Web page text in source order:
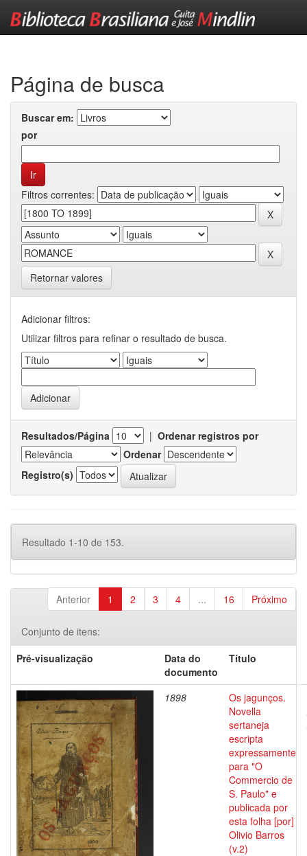
Página de busca
Buscar em:
por
Filtros correntes:
Retornar valores
Adicionar filtros:
Utilizar filtros para refinar o resultado de busca.
Resultados/Página | Ordenar registros por
Ordenar
Registro(s)
Resultado 1-10 de 153.
Anterior 1 2 3 4 ... 16 Próximo
Conjunto de itens:
Pré-visualização
Data do
documento
Título
1898
Os jagunços.
Novella
sertaneja
escripta
expressamente
para "O
Commercio de
S. Paulo" e
publicada por
esta folha [por]
Olivio Barros
(v.2)